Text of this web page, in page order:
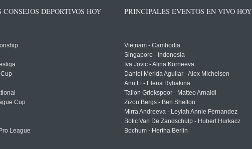
DEPORTIVOS HOY
Cup
League
PRINCIPALES EVENTOS EN VIVO HOY
Vietnam - Cambodia
Singapore - Indonesia
Iva Jovic - Alina Korneeva
Daniel Merida Aguilar - Alex Michelsen
Ann Li - Elena Rybakina
Tallon Griekspoor - Matteo Arnaldi
Zizou Bergs - Ben Shelton
Mirra Andreeva - Leylah Annie Fernandez
Botic Van De Zandschulp - Hubert Hurkacz
Bochum - Hertha Berlin